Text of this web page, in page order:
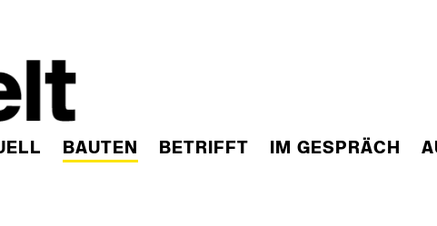
BAUTEN BETRIFFT IM GESPRÄCH